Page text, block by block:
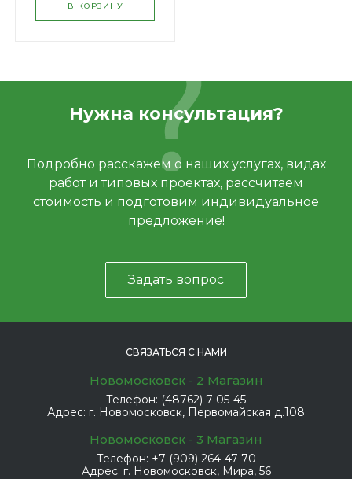
В КОРЗИНУ
Нужна консультация?
Подробно расскажем о наших услугах, видах
работ и типовых проектах, рассчитаем
стоимость и подготовим индивидуальное
предложение!
Задать вопрос
СВЯЗАТЬСЯ С НАМИ
Новомосковск - 2 Магазин
Телефон: (48762) 7-05-45
Адрес: г. Новомосковск, Первомайская д.108
Новомосковск - 3 Магазин
Телефон: +7 (909) 264-47-70
Адрес: г. Новомосковск, Мира, 56